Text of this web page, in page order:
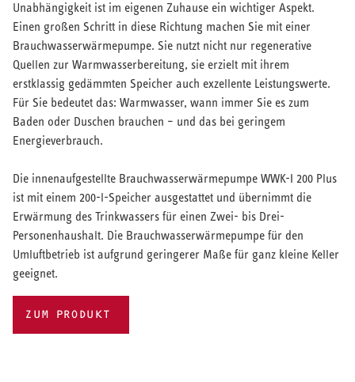
Unabhängigkeit ist im eigenen Zuhause ein wichtiger Aspekt.
Einen großen Schritt in diese Richtung machen Sie mit einer
Brauchwasserwärmepumpe. Sie nutzt nicht nur regenerative
Quellen zur Warmwasserbereitung, sie erzielt mit ihrem
erstklassig gedämmten Speicher auch exzellente Leistungswerte.
Für Sie bedeutet das: Warmwasser, wann immer Sie es zum
Baden oder Duschen brauchen – und das bei geringem
Energieverbrauch.
Die innenaufgestellte Brauchwasserwärmepumpe WWK-I 200 Plus
ist mit einem 200-l-Speicher ausgestattet und übernimmt die
Erwärmung des Trinkwassers für einen Zwei- bis Drei-
Personenhaushalt. Die Brauchwasserwärmepumpe für den
Umluftbetrieb ist aufgrund geringerer Maße für ganz kleine Keller
geeignet.
ZUM PRODUKT